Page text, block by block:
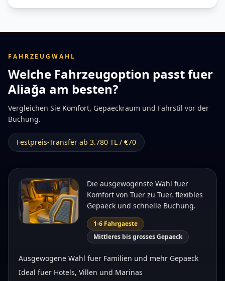
FAHRZEUGWAHL
Welche Fahrzeugoption passt fuer
Aliağa am besten?
Vergleichen Sie Komfort, Gepaeckraum und Fahrstil vor der
Buchung.
Festpreis-Transfer ab 3.780 TL / €70
1-6 Fahrgaeste
VIP Vito
Familien, Paare und klassische Hoteltransfers
Die ausgewogenste Wahl fuer
Komfort von Tuer zu Tuer, flexibles
Gepaeck und schnelle Buchung.
1-6 Fahrgaeste
Mittleres bis grosses Gepaeck
Ausgewogene Wahl fuer Familien und mehr Gepaeck
Ideal fuer Hotels, Villen und Marinas